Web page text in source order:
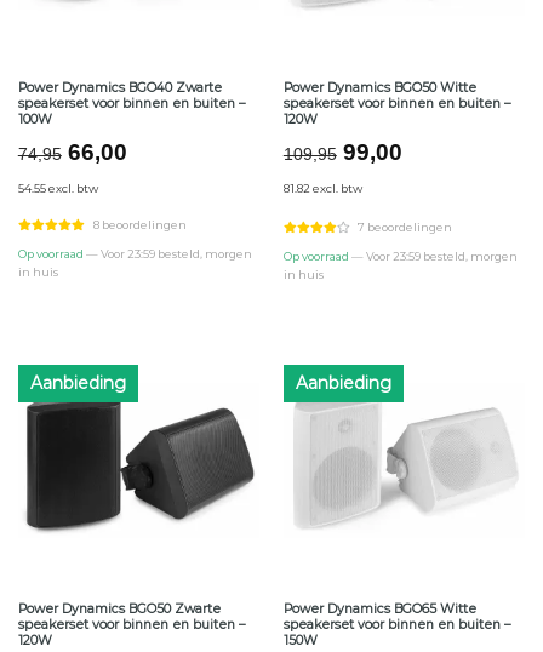
Power Dynamics BGO40 Zwarte
speakerset voor binnen en buiten –
100W
74,95 Oorspronkelijke
was:
€74,95.
66,00Huidige
€66,00.
54.55 excl. btw
8 beoordelingen
Op voorraad — Voor 23:59 besteld, morgen
in huis
Power Dynamics BGO50 Witte
speakerset voor binnen en buiten –
120W
109,95 Oorspronkelijke
was:
€109,95.
99,00Huidige
€99,00.
81.82 excl. btw
7 beoordelingen
Op voorraad — Voor 23:59 besteld, morgen
in huis
Aanbieding
Power Dynamics BGO50 Zwarte
speakerset voor binnen en buiten –
120W
Aanbieding
Power Dynamics BGO65 Witte
speakerset voor binnen en buiten –
150W